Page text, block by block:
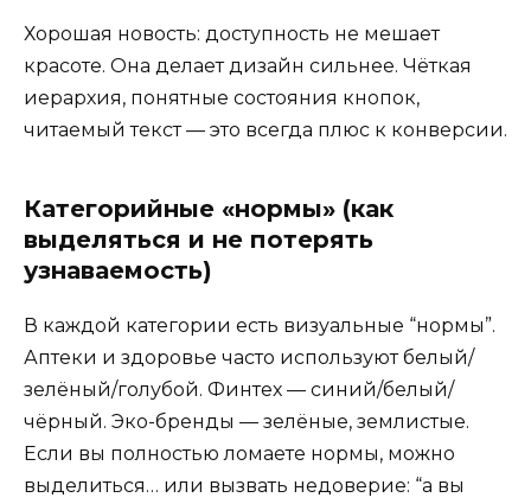
Хорошая новость: доступность не мешает
красоте. Она делает дизайн сильнее. Чёткая
иерархия, понятные состояния кнопок,
читаемый текст — это всегда плюс к конверсии.
Категорийные «нормы» (как
выделяться и не потерять
узнаваемость)
В каждой категории есть визуальные “нормы”.
Аптеки и здоровье часто используют белый/
зелёный/голубой. Финтех — синий/белый/
чёрный. Эко-бренды — зелёные, землистые.
Если вы полностью ломаете нормы, можно
выделиться… или вызвать недоверие: “а вы